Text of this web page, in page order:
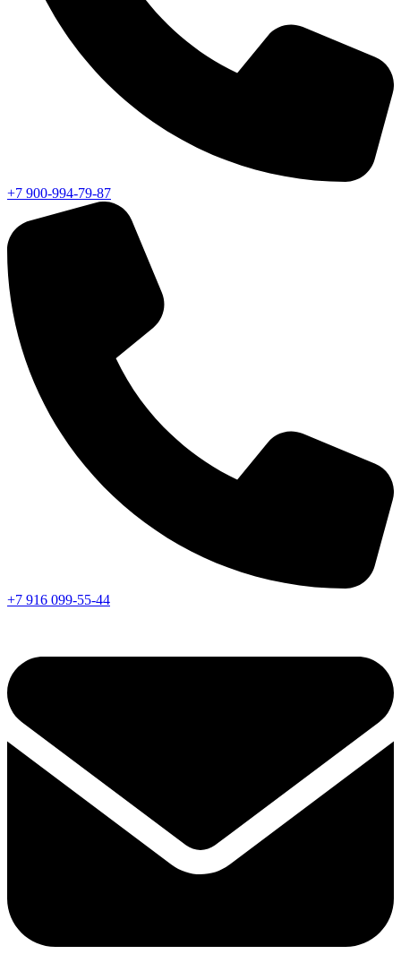
+7 900-994-79-87
+7 916 099-55-44